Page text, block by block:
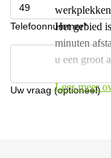
Telefoonnummer*
Uw vraag (optioneel)
Het gebied
minuten
u een groot
Lees meer